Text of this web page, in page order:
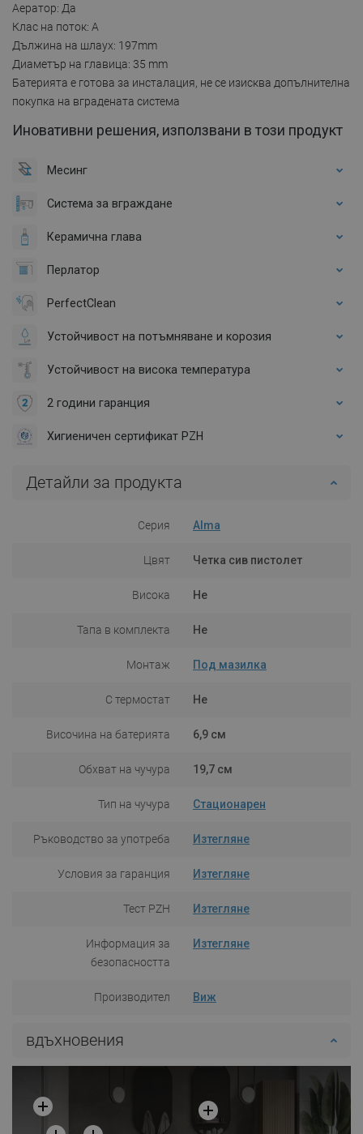
Аератор: Да
Клас на поток: A
Дължина на шлаух: 197mm
Диаметър на главица: 35 mm
Батерията е готова за инсталация, не се изисква допълнителна
покупка на вградената система
Иновативни решения, използвани в този продукт
Месинг
Система за вграждане
Керамична глава
Перлатор
PerfectClean
Устойчивост на потъмняване и корозия
Устойчивост на висока температура
2 години гаранция
Хигиеничен сертификат PZH
Детайли за продукта
Серия Alma
Цвят Четка сив пистолет
Висока Не
Тапа в комплекта Не
Монтаж Под мазилка
С термостат Не
Височина на батерията 6,9 см
Обхват на чучура 19,7 см
Тип на чучура Стационарен
Ръководство за употреба Изтегляне
Условия за гаранция Изтегляне
Тест PZH Изтегляне
Информация за
безопасността
Изтегляне
Производител Виж
вдъхновения